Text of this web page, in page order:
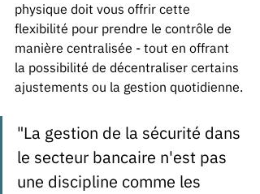
physique doit vous offrir cette
flexibilité pour prendre le contrôle de
manière centralisée - tout en offrant
la possibilité de décentraliser certains
ajustements ou la gestion quotidienne.
"La gestion de la sécurité dans
le secteur bancaire n'est pas
une discipline comme les